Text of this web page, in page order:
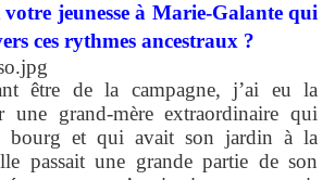
votre jeunesse à Marie-Galante qui
ces rythmes ancestraux ?
être de la campagne, j’ai eu la
une grand-mère extraordinaire qui
bourg et qui avait son jardin à la
passait une grande partie de son